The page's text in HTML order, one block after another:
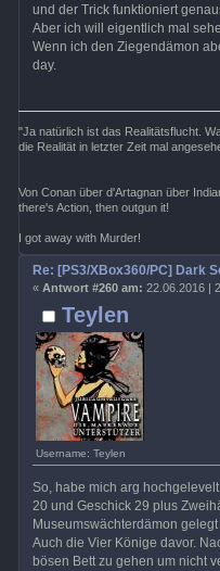
und der Trick funktioniert
Aber ich will eigentlich mal
Wenn ich den Ziegendämon
day.
"Ja natürlich ist das Realitätsflucht.
die Realität in letzter Zeit mal
Von Conan über d'Artagnan über
there's Action, then outgun it!
I got away with Murder!
Teylen
Username: Teylen
Re: [PS3/XBox360/PC] Dark
« Antwort #260 am: 22.06.2016 |
So, habe mich arg
20 und Geschick 29 plus
Museumswächterdämon
Auch die Vier Könige davor.
bösen Bett zu gehen um nicht